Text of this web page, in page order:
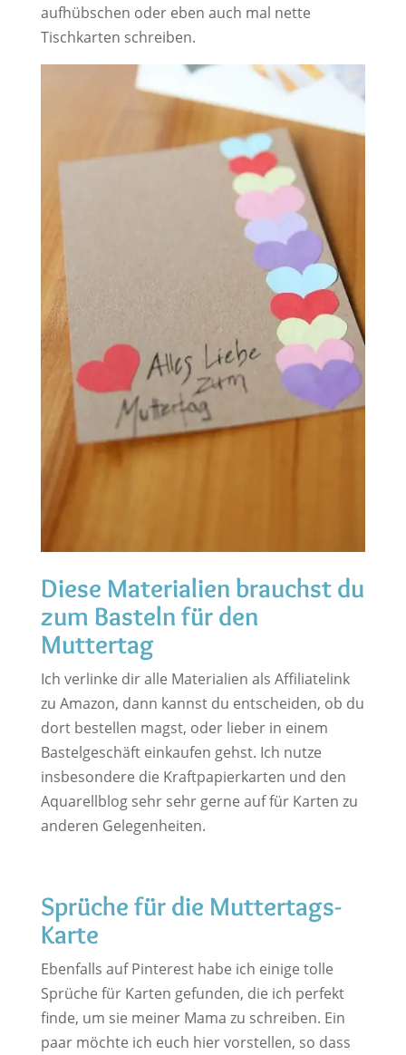
aufhübschen oder eben auch mal nette
Tischkarten schreiben.
Diese Materialien brauchst du
zum Basteln für den
Muttertag
Ich verlinke dir alle Materialien als Affiliatelink
zu Amazon, dann kannst du entscheiden, ob du
dort bestellen magst, oder lieber in einem
Bastelgeschäft einkaufen gehst. Ich nutze
insbesondere die Kraftpapierkarten und den
Aquarellblog sehr sehr gerne auf für Karten zu
anderen Gelegenheiten.
Sprüche für die Muttertags-
Karte
Ebenfalls auf Pinterest habe ich einige tolle
Sprüche für Karten gefunden, die ich perfekt
finde, um sie meiner Mama zu schreiben. Ein
paar möchte ich euch hier vorstellen, so dass